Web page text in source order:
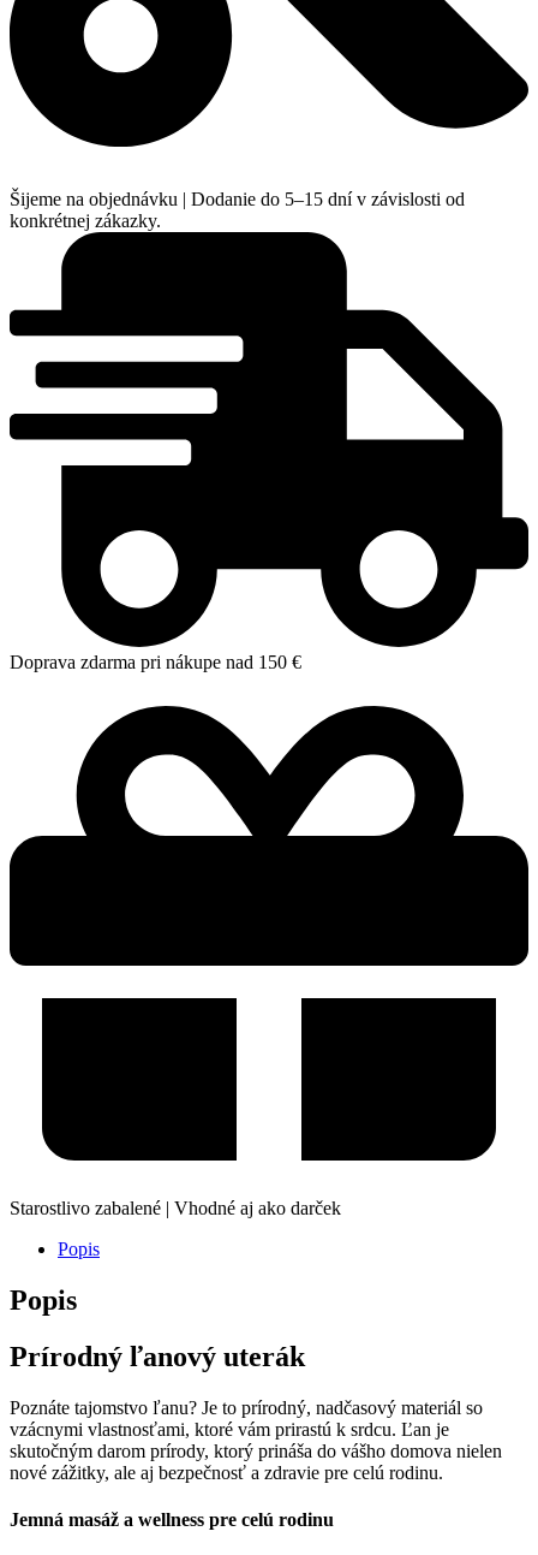
Šijeme na objednávku | Dodanie do 5–15 dní v závislosti od
konkrétnej zákazky.
Doprava zdarma pri nákupe nad 150 €
Starostlivo zabalené | Vhodné aj ako darček
Popis
Popis
Prírodný ľanový uterák
Poznáte tajomstvo ľanu? Je to prírodný, nadčasový materiál so
vzácnymi vlastnosťami, ktoré vám prirastú k srdcu. Ľan je
skutočným darom prírody, ktorý prináša do vášho domova nielen
nové zážitky, ale aj bezpečnosť a zdravie pre celú rodinu.
Jemná masáž a wellness pre celú rodinu